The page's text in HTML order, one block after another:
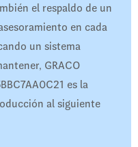
el respaldo de un
en cada
un sistema
GRACO
es la
al siguiente